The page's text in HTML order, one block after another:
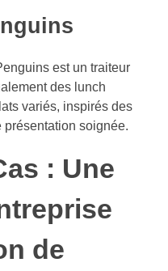
est un traiteur
des lunch
variés, inspirés des
soignée.
: Une
de